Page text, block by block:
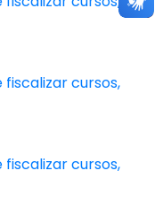
cursos,
cursos,